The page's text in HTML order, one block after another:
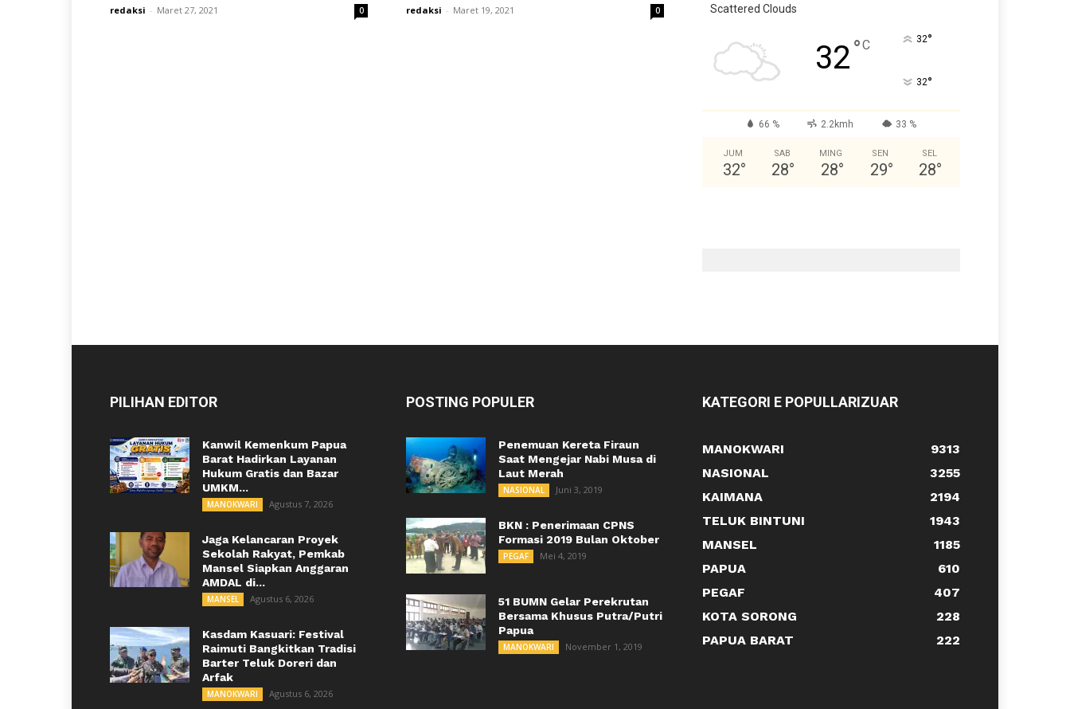
redaksi - Maret 27, 2021 0 redaksi - Maret 19, 2021 0 Scattered Clouds
32°C 32°
32°
66 % 2.2kmh 33 %
JUM
32°
SAB
28°
MING
28°
SEN
29°
SEL
28°
PILIHAN EDITOR
Kanwil Kemenkum Papua
Barat Hadirkan Layanan
Hukum Gratis dan Bazar
UMKM...
MANOKWARI Agustus 7, 2026
Jaga Kelancaran Proyek
Sekolah Rakyat, Pemkab
Mansel Siapkan Anggaran
AMDAL di...
MANSEL Agustus 6, 2026
Kasdam Kasuari: Festival
Raimuti Bangkitkan Tradisi
Barter Teluk Doreri dan
Arfak
MANOKWARI Agustus 6, 2026
POSTING POPULER
Penemuan Kereta Firaun
Saat Mengejar Nabi Musa di
Laut Merah
NASIONAL Juni 3, 2019
BKN : Penerimaan CPNS
Formasi 2019 Bulan Oktober
PEGAF Mei 4, 2019
51 BUMN Gelar Perekrutan
Bersama Khusus Putra/Putri
Papua
MANOKWARI November 1, 2019
KATEGORI E POPULLARIZUAR
MANOKWARI
9313
NASIONAL
3255
KAIMANA
2194
TELUK BINTUNI
1943
MANSEL
1185
PAPUA
610
PEGAF
407
KOTA SORONG
228
PAPUA BARAT
222